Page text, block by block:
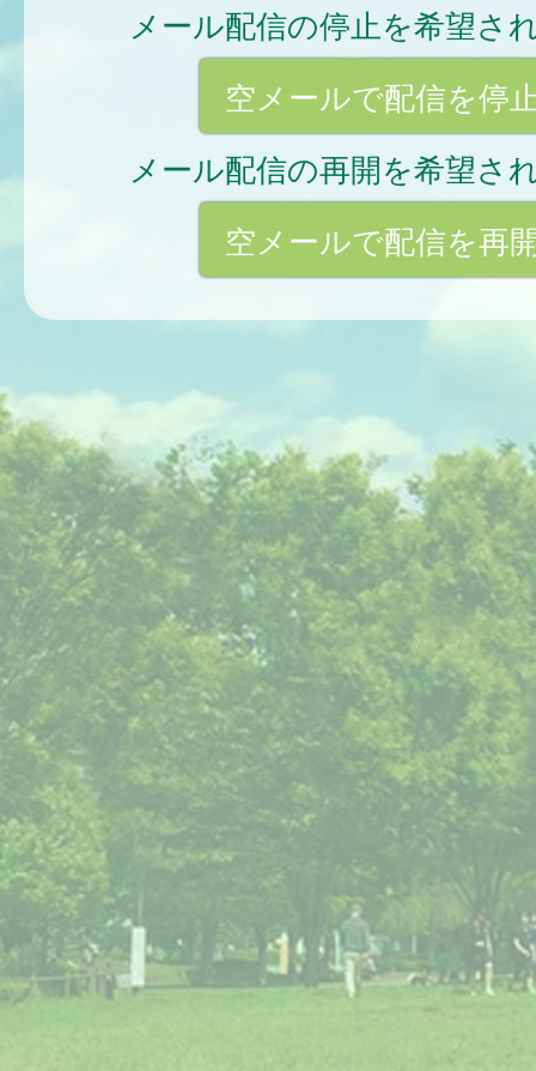
メール配信の停止を希望さ
空メールで配信を停
メール配信の再開を希望さ
空メールで配信を再